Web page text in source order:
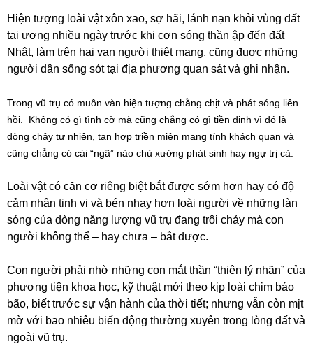
Hiện tượng loài vật xôn xao, sợ hãi, lánh nạn khỏi vùng đất
tai ương nhiều ngày trước khi cơn sóng thần ập đến đất
Nhật, làm trên hai vạn người thiệt mạng, cũng đuợc những
người dân sống sót tại địa phương quan sát và ghi nhận.
Trong vũ trụ có muôn vàn hiện tượng chằng chịt và phát sóng liên
hồi. Không có gì tình cờ mà cũng chẳng có gì tiền định vì đó là
dòng chảy tự nhiên, tan hợp triền miên mang tính khách quan và
cũng chẳng có cái “ngã” nào chủ xướng phát sinh hay ngự trị cả.
Loài vật có căn cơ riêng biệt bắt được sớm hơn hay có độ
cảm nhận tinh vi và bén nhạy hơn loài người về những làn
sóng của dòng năng lượng vũ trụ đang trôi chảy mà con
người không thể – hay chưa – bắt được.
Con người phải nhờ những con mắt thần “thiên lý nhãn” của
phương tiện khoa học, kỹ thuật mới theo kịp loài chim báo
bão, biết trước sự vận hành của thời tiết; nhưng vẫn còn mịt
mờ với bao nhiêu biến động thường xuyên trong lòng đất và
ngoài vũ trụ.